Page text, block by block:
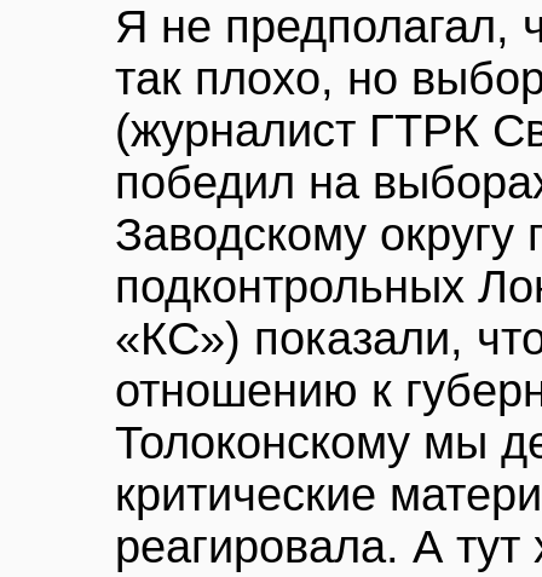
Я не предполагал,
так плохо, но
(журналист ГТРК
победил на
Заводскому округу
подконтрольных
«КС») показали,
отношению к
Толоконскому мы
критические
реагировала. А тут